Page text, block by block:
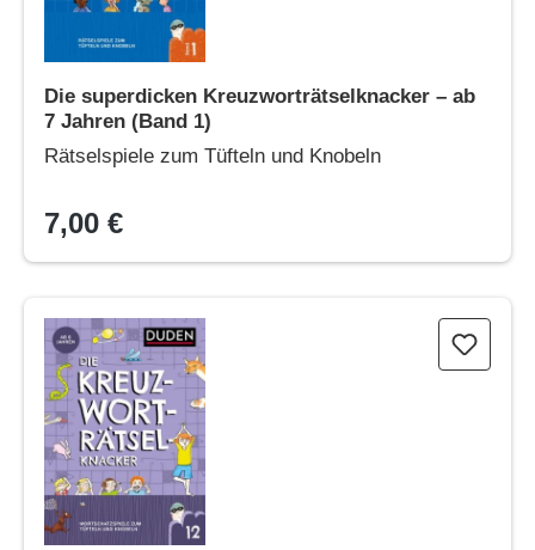
Die superdicken Kreuzworträtselknacker – ab
7 Jahren (Band 1)
Rätselspiele zum Tüfteln und Knobeln
7,00 €
Kreuzworträtselknacker – ab 8 Jahren (Band 12)